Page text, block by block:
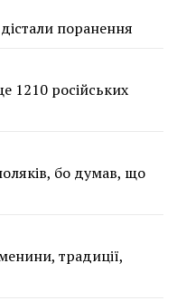
поранення
1210 російських
бо думав, що
традиції,